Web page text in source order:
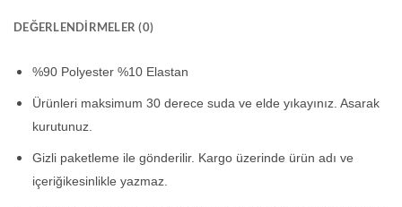
DEĞERLENDIRMELER (0)
%90 Polyester %10 Elastan
Ürünleri maksimum 30 derece suda ve elde yıkayınız. Asarak
kurutunuz.
Gizli paketleme ile gönderilir. Kargo üzerinde ürün adı ve
içeriğikesinlikle yazmaz.